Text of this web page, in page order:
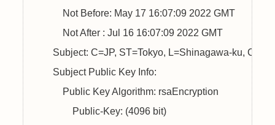
            Not Before: May 17 16:07:09 2022 GMT
            Not After : Jul 16 16:07:09 2022 GMT
        Subject: C=JP, ST=Tokyo, L=Shinagawa-ku, CN=
        Subject Public Key Info:
            Public Key Algorithm: rsaEncryption
                Public-Key: (4096 bit)